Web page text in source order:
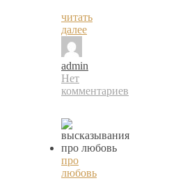
читать
далее
admin
Нет
комментариев
про
любовь